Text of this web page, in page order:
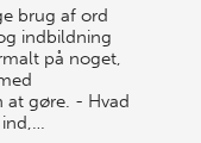
brug af ord
indbildning
på noget,
at gøre. - Hvad